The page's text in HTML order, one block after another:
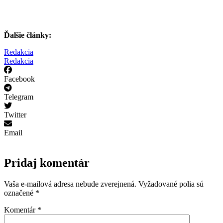
Ďalšie články:
Redakcia
Redakcia
Facebook
Telegram
Twitter
Email
Pridaj komentár
Vaša e-mailová adresa nebude zverejnená. Vyžadované polia sú
označené *
Komentár *